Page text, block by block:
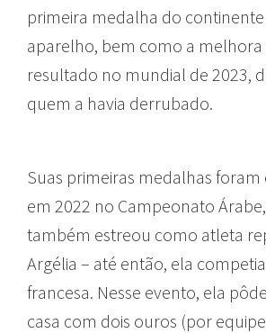
primeira medalha do
aparelho, bem como a melhora
resultado no mundial de 2023,
quem a havia derrubado.
Suas primeiras medalhas foram
em 2022 no Campeonato
também estreou como atleta
Argélia – até então, ela
francesa. Nesse evento, ela
casa com dois ouros (por